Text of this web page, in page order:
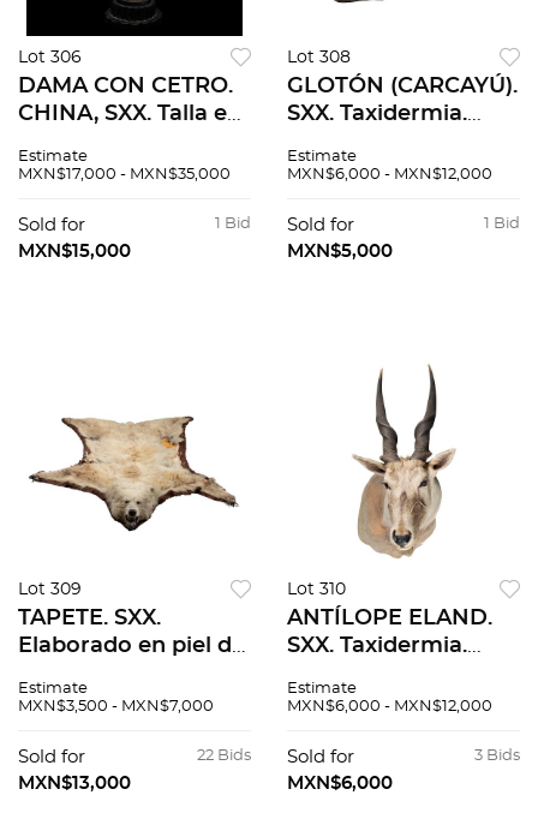
Lot 306
DAMA CON CETRO.
CHINA, SXX. Talla en
tinta negra, firmado;
45 cm de altura.
Estimate
MXN$17,000 - MXN$35,000
1 Bid
Sold for
MXN$15,000
Lot 308
GLOTÓN (CARCAYÚ).
SXX. Taxidermia.
conservación. 77 cm
Estimate
MXN$6,000 - MXN$12,000
1 Bid
Sold for
MXN$5,000
Lot 309
TAPETE. SXX.
Elaborado en piel de
de conservación,
faltantes. 180 x 130
cm
Estimate
MXN$3,500 - MXN$7,000
22 Bids
Sold for
MXN$13,000
Lot 310
ANTÍLOPE ELAND.
SXX. Taxidermia.
conservación. 120 cm
Estimate
MXN$6,000 - MXN$12,000
3 Bids
Sold for
MXN$6,000